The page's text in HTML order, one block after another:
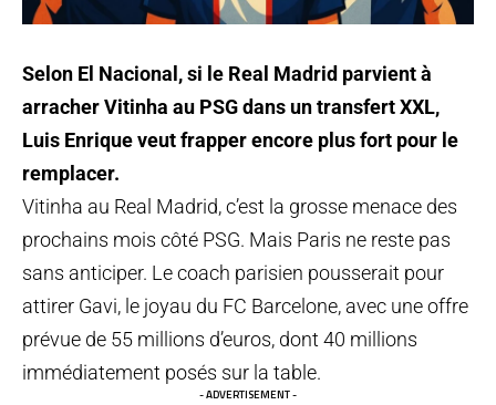
Selon El Nacional, si le Real Madrid parvient à
arracher Vitinha au PSG dans un transfert XXL,
Luis Enrique veut frapper encore plus fort pour le
remplacer.
Vitinha au Real Madrid, c’est la grosse menace des
prochains mois côté PSG. Mais Paris ne reste pas
sans anticiper. Le coach parisien pousserait pour
attirer Gavi, le joyau du FC Barcelone, avec une offre
prévue de 55 millions d’euros, dont 40 millions
immédiatement posés sur la table.
- ADVERTISEMENT -